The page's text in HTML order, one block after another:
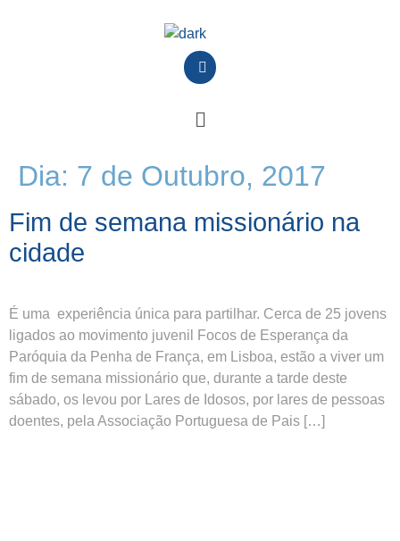
Dia: 7 de Outubro, 2017
Fim de semana missionário na
cidade
É uma experiência única para partilhar. Cerca de 25 jovens
ligados ao movimento juvenil Focos de Esperança da
Paróquia da Penha de França, em Lisboa, estão a viver um
fim de semana missionário que, durante a tarde deste
sábado, os levou por Lares de Idosos, por lares de pessoas
doentes, pela Associação Portuguesa de Pais […]